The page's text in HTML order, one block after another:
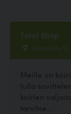
Total Shop
Askonkatu
Meille on
tulla
koirien
tarvitse...